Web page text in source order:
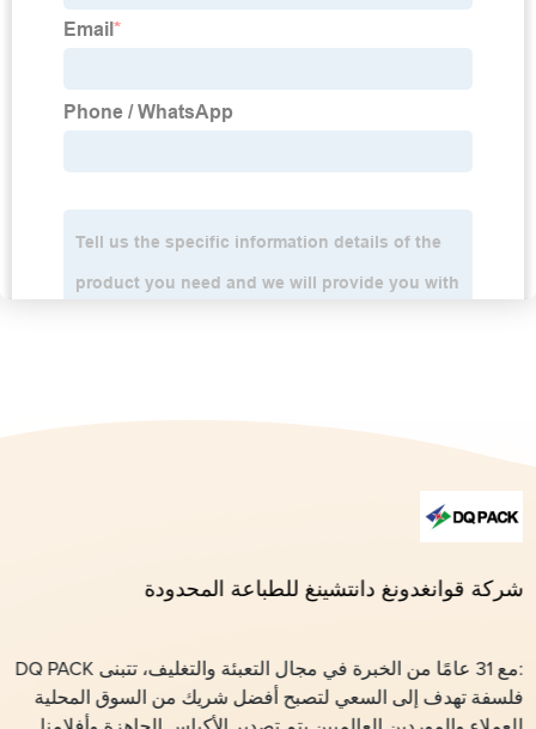
شركة قوانغدونغ دانتشينغ للطباعة المحدودة
:مع 31 عامًا من الخبرة في مجال التعبئة والتغليف، تتبنى DQ PACK
فلسفة تهدف إلى السعي لتصبح أفضل شريك من السوق المحلية